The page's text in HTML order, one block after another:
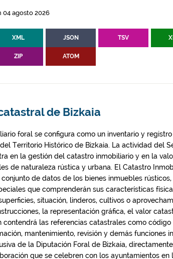
04 agosto 2026
XML JSON TSV
ZIP ATOM
de Bizkaia
foral se configura como un inventario y
Territorio Histórico de Bizkaia. La actividad del
en la gestión del catastro inmobiliario y en la
de naturaleza rústica y urbana. El Catastro
de datos de los bienes inmuebles
que comprenderán sus características
situación, linderos, cultivos o
la representación gráfica, el valor
contendrá las referencias catastrales como
mantenimiento, revisión y demás funciones
de la Diputación Foral de Bizkaia,
que se celebren con los ayuntamientos en